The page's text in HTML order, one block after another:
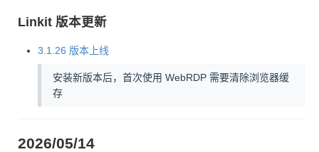
Linkit 版本更新
3.1.26 版本上线
安装新版本后，首次使用 WebRDP 需要清除浏览器缓
存
2026/05/14